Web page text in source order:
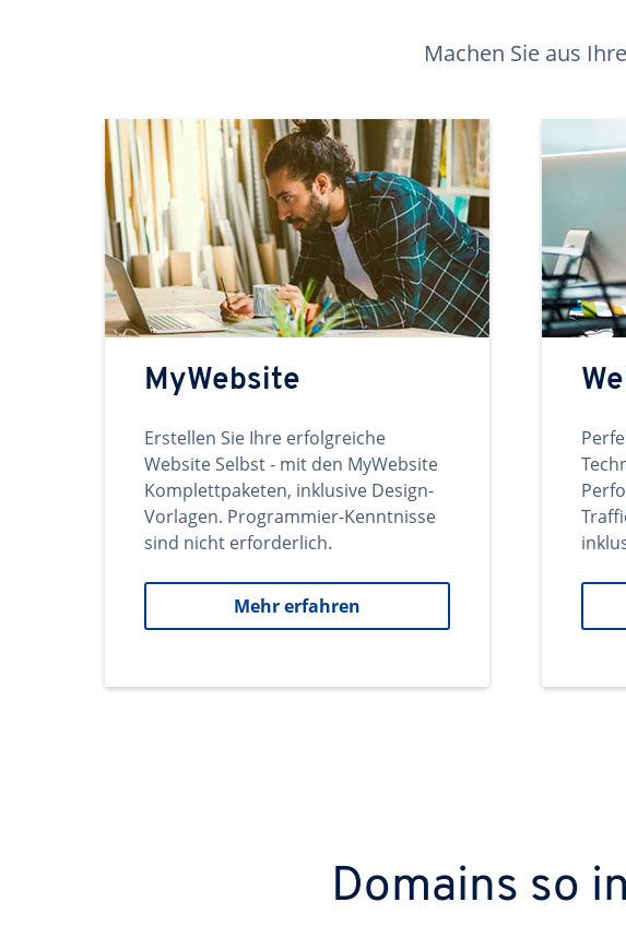
Machen Sie aus
MyWebsite
Erstellen Sie Ihre erfolgreiche
Website Selbst - mit den MyWebsite
Komplettpaketen, inklusive Design-
Vorlagen. Programmier-Kenntnisse
sind nicht erforderlich.
Mehr erfahren
Domains so